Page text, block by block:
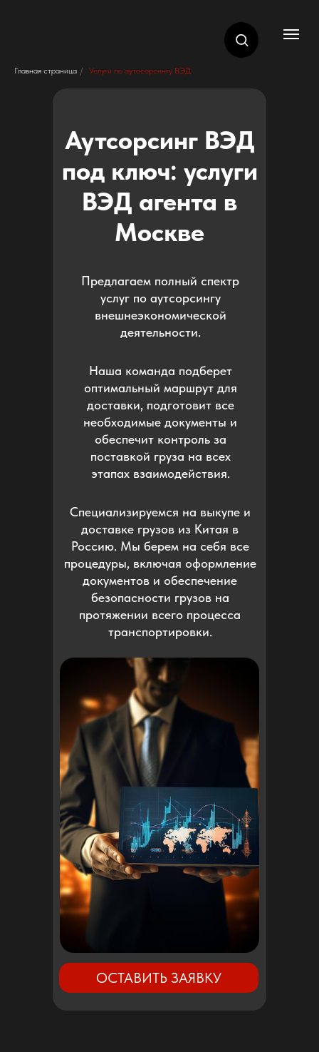
Главная страница / Услуги по аутосорсингу ВЭД
Специализируемся на выкупе и
доставке грузов из Китая в
Россию. Мы берем на себя все
процедуры, включая оформление
документов и обеспечение
безопасности грузов на
протяжении всего процесса
транспортировки.
ОСТАВИТЬ ЗАЯВКУ
Наша команда подберет
оптимальный маршрут для
доставки, подготовит все
необходимые документы и
обеспечит контроль за
поставкой груза на всех
этапах взаимодействия.
Предлагаем полный спектр
услуг по аутсорсингу
внешнеэкономической
деятельности.
Аутсорсинг ВЭД
под ключ: услуги
ВЭД агента в
Москве